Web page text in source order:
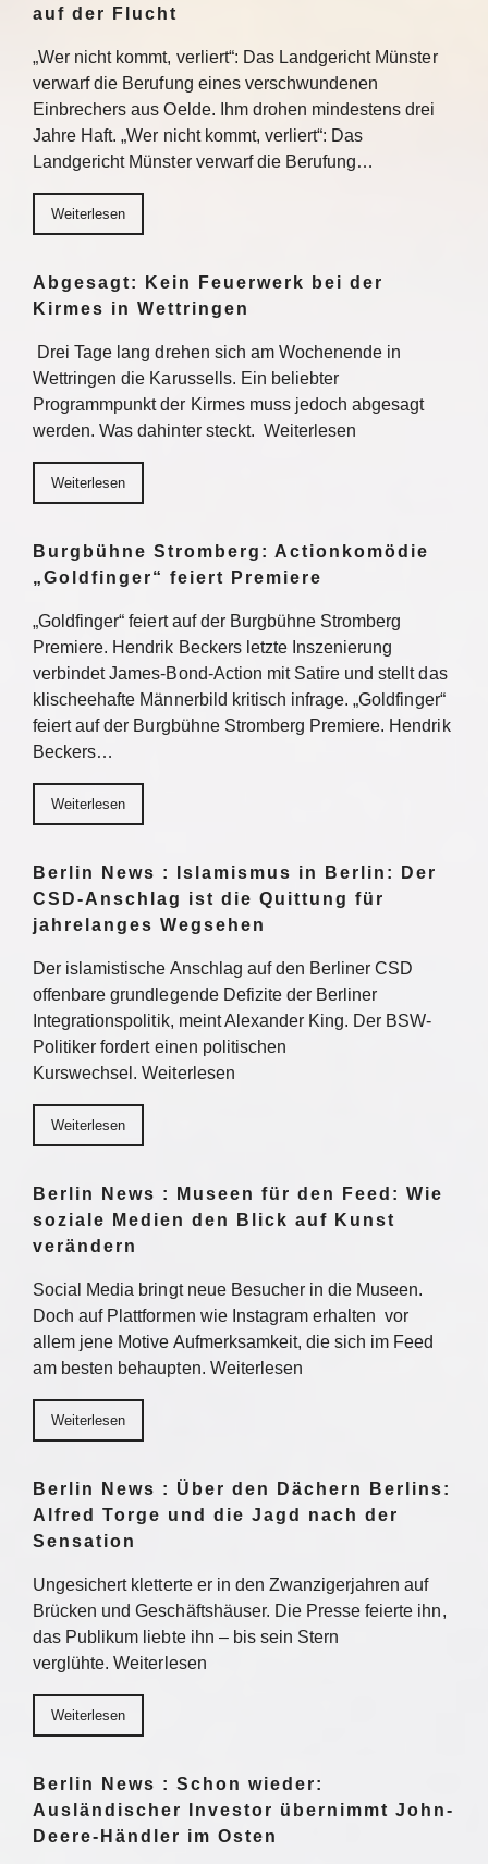
auf der Flucht
„Wer nicht kommt, verliert“: Das Landgericht Münster
verwarf die Berufung eines verschwundenen
Einbrechers aus Oelde. Ihm drohen mindestens drei
Jahre Haft. „Wer nicht kommt, verliert“: Das
Landgericht Münster verwarf die Berufung…
Weiterlesen
Abgesagt: Kein Feuerwerk bei der
Kirmes in Wettringen
Drei Tage lang drehen sich am Wochenende in
Wettringen die Karussells. Ein beliebter
Programmpunkt der Kirmes muss jedoch abgesagt
werden. Was dahinter steckt. Weiterlesen
Weiterlesen
Burgbühne Stromberg: Actionkomödie
„Goldfinger“ feiert Premiere
„Goldfinger“ feiert auf der Burgbühne Stromberg
Premiere. Hendrik Beckers letzte Inszenierung
verbindet James-Bond-Action mit Satire und stellt das
klischeehafte Männerbild kritisch infrage. „Goldfinger“
feiert auf der Burgbühne Stromberg Premiere. Hendrik
Beckers…
Weiterlesen
Berlin News : Islamismus in Berlin: Der
CSD-Anschlag ist die Quittung für
jahrelanges Wegsehen
Der islamistische Anschlag auf den Berliner CSD
offenbare grundlegende Defizite der Berliner
Integrationspolitik, meint Alexander King. Der BSW-
Politiker fordert einen politischen
Kurswechsel. Weiterlesen
Weiterlesen
Berlin News : Museen für den Feed: Wie
soziale Medien den Blick auf Kunst
verändern
Social Media bringt neue Besucher in die Museen.
Doch auf Plattformen wie Instagram erhalten vor
allem jene Motive Aufmerksamkeit, die sich im Feed
am besten behaupten. Weiterlesen
Weiterlesen
Berlin News : Über den Dächern Berlins:
Alfred Torge und die Jagd nach der
Sensation
Ungesichert kletterte er in den Zwanzigerjahren auf
Brücken und Geschäftshäuser. Die Presse feierte ihn,
das Publikum liebte ihn – bis sein Stern
verglühte. Weiterlesen
Weiterlesen
Berlin News : Schon wieder:
Ausländischer Investor übernimmt John-
Deere-Händler im Osten